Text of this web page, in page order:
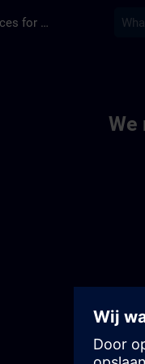
Training Services for Digital Industries
We